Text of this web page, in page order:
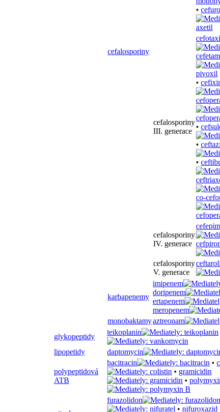
cefalosporiny
•
cefalosporiny
III. generace
•
•
•
•
co-
cefalosporiny
IV. generace
cefepim
cefalosporiny
V. generace
karbapenemy
imipenem
doripenem
ertapenem
meropenem
monobaktamyaztreonam
glykopeptidy
teikoplanin
lipopetidy daptomycin
polypeptidová
ATB
bacitracin •
• gramicidin
•
furazolidon
• nifuroxazid